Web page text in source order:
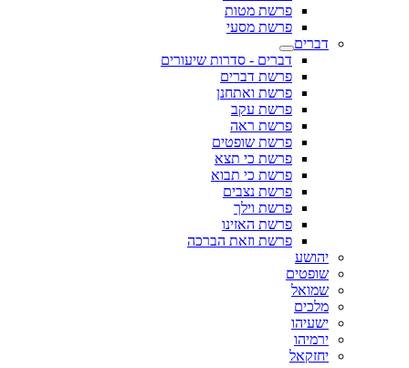
פרשת מטות
פרשת מסעי
דברים
דברים - סדרות שיעורים
פרשת דברים
פרשת ואתחנן
פרשת עקב
פרשת ראה
פרשת שופטים
פרשת כי תצא
פרשת כי תבוא
פרשת נצבים
פרשת וילך
פרשת האזינו
פרשת וזאת הברכה
יהושע
שופטים
שמואל
מלכים
ישעיהו
ירמיהו
יחזקאל